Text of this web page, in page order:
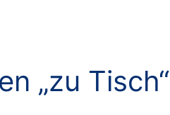
„zu Tisch“